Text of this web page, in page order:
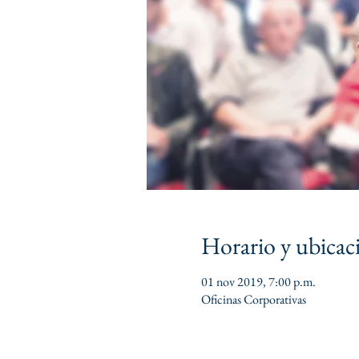
Horario y
01 nov 2019, 7:00 p.m.
Oficinas Corporativas